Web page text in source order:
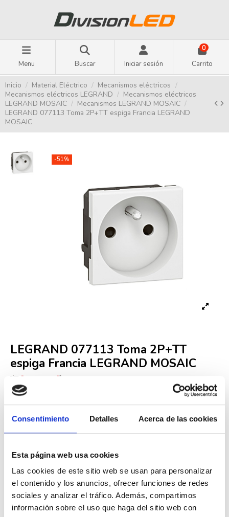
Consentimiento Detalles Acerca de las cookies
Esta página web usa cookies
Las cookies de este sitio web se usan para personalizar
el contenido y los anuncios, ofrecer funciones de redes
sociales y analizar el tráfico. Además, compartimos
información sobre el uso que haga del sitio web con
Menu Buscar Iniciar sesión
0
Carrito
Inicio Material Eléctrico
Mecanismos eléctricos
Mecanismos eléctricos LEGRAND
Mecanismos eléctricos
LEGRAND MOSAIC
Mecanismos LEGRAND MOSAIC
LEGRAND 077113 Toma 2P+TT espiga Francia LEGRAND
MOSAIC
-51%
LEGRAND 077113 Toma 2P+TT
espiga Francia LEGRAND MOSAIC
Referencia
8,29 €
Descripción